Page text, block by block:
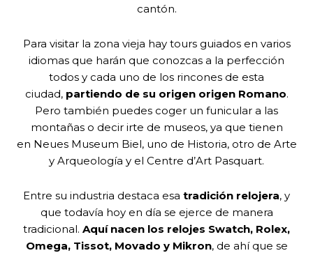
cantón.
Para visitar la zona vieja hay tours guiados en varios
idiomas que harán que conozcas a la perfección
todos y cada uno de los rincones de esta
ciudad, partiendo de su origen origen Romano.
Pero también puedes coger un funicular a las
montañas o decir irte de museos, ya que tienen
en Neues Museum Biel, uno de Historia, otro de Arte
y Arqueología y el Centre d’Art Pasquart.
Entre su industria destaca esa tradición relojera, y
que todavía hoy en día se ejerce de manera
tradicional. Aquí nacen los relojes Swatch, Rolex,
Omega, Tissot, Movado y Mikron, de ahí que se